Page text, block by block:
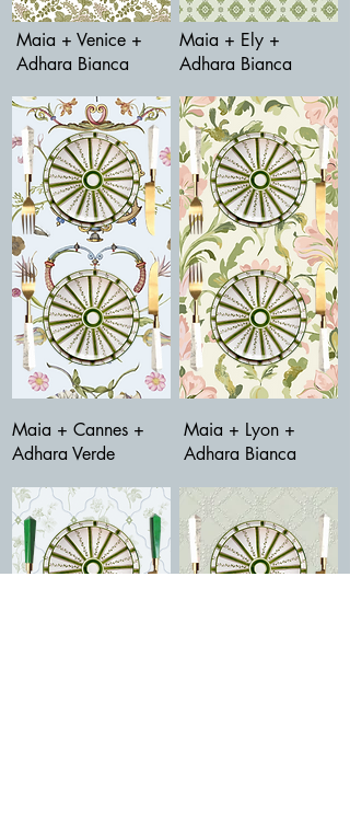
Maia + Venice +
Adhara Bianca
Maia + Ely +
Adhara Bianca
Maia + Cannes +
Adhara Verde
Maia + Lyon +
Adhara Bianca